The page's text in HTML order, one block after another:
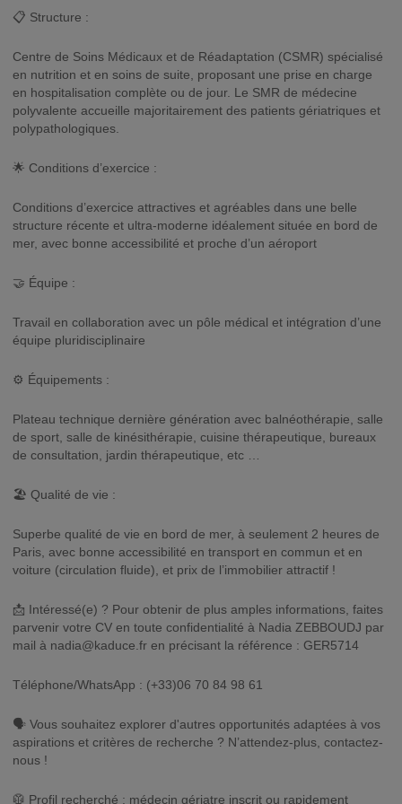
📋 Structure :
Centre de Soins Médicaux et de Réadaptation (CSMR) spécialisé
en nutrition et en soins de suite, proposant une prise en charge
en hospitalisation complète ou de jour. Le SMR de médecine
polyvalente accueille majoritairement des patients gériatriques et
polypathologiques.
🌟 Conditions d’exercice :
Conditions d’exercice attractives et agréables dans une belle
structure récente et ultra-moderne idéalement située en bord de
mer, avec bonne accessibilité et proche d’un aéroport
🤝 Équipe :
Travail en collaboration avec un pôle médical et intégration d’une
équipe pluridisciplinaire
⚙️ Équipements :
Plateau technique dernière génération avec balnéothérapie, salle
de sport, salle de kinésithérapie, cuisine thérapeutique, bureaux
de consultation, jardin thérapeutique, etc …
🏖️ Qualité de vie :
Superbe qualité de vie en bord de mer, à seulement 2 heures de
Paris, avec bonne accessibilité en transport en commun et en
voiture (circulation fluide), et prix de l’immobilier attractif !
📩 Intéressé(e) ? Pour obtenir de plus amples informations, faites
parvenir votre CV en toute confidentialité à Nadia ZEBBOUDJ par
mail à nadia@kaduce.fr en précisant la référence : GER5714
Téléphone/WhatsApp : (+33)06 70 84 98 61
🗣️ Vous souhaitez explorer d'autres opportunités adaptées à vos
aspirations et critères de recherche ? N’attendez-plus, contactez-
nous !
🥼 Profil recherché : médecin gériatre inscrit ou rapidement